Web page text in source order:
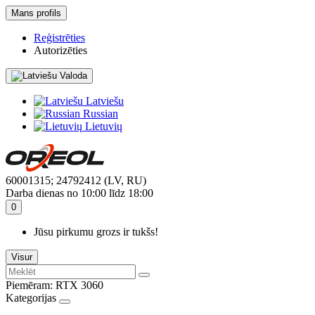
Mans profils
Reģistrēties
Autorizēties
Valoda
Latviešu
Russian
Lietuvių
60001315; 24792412 (LV, RU)
Darba dienas no 10:00 līdz 18:00
0
Jūsu pirkumu grozs ir tukšs!
Visur
Piemēram: RTX 3060
Kategorijas